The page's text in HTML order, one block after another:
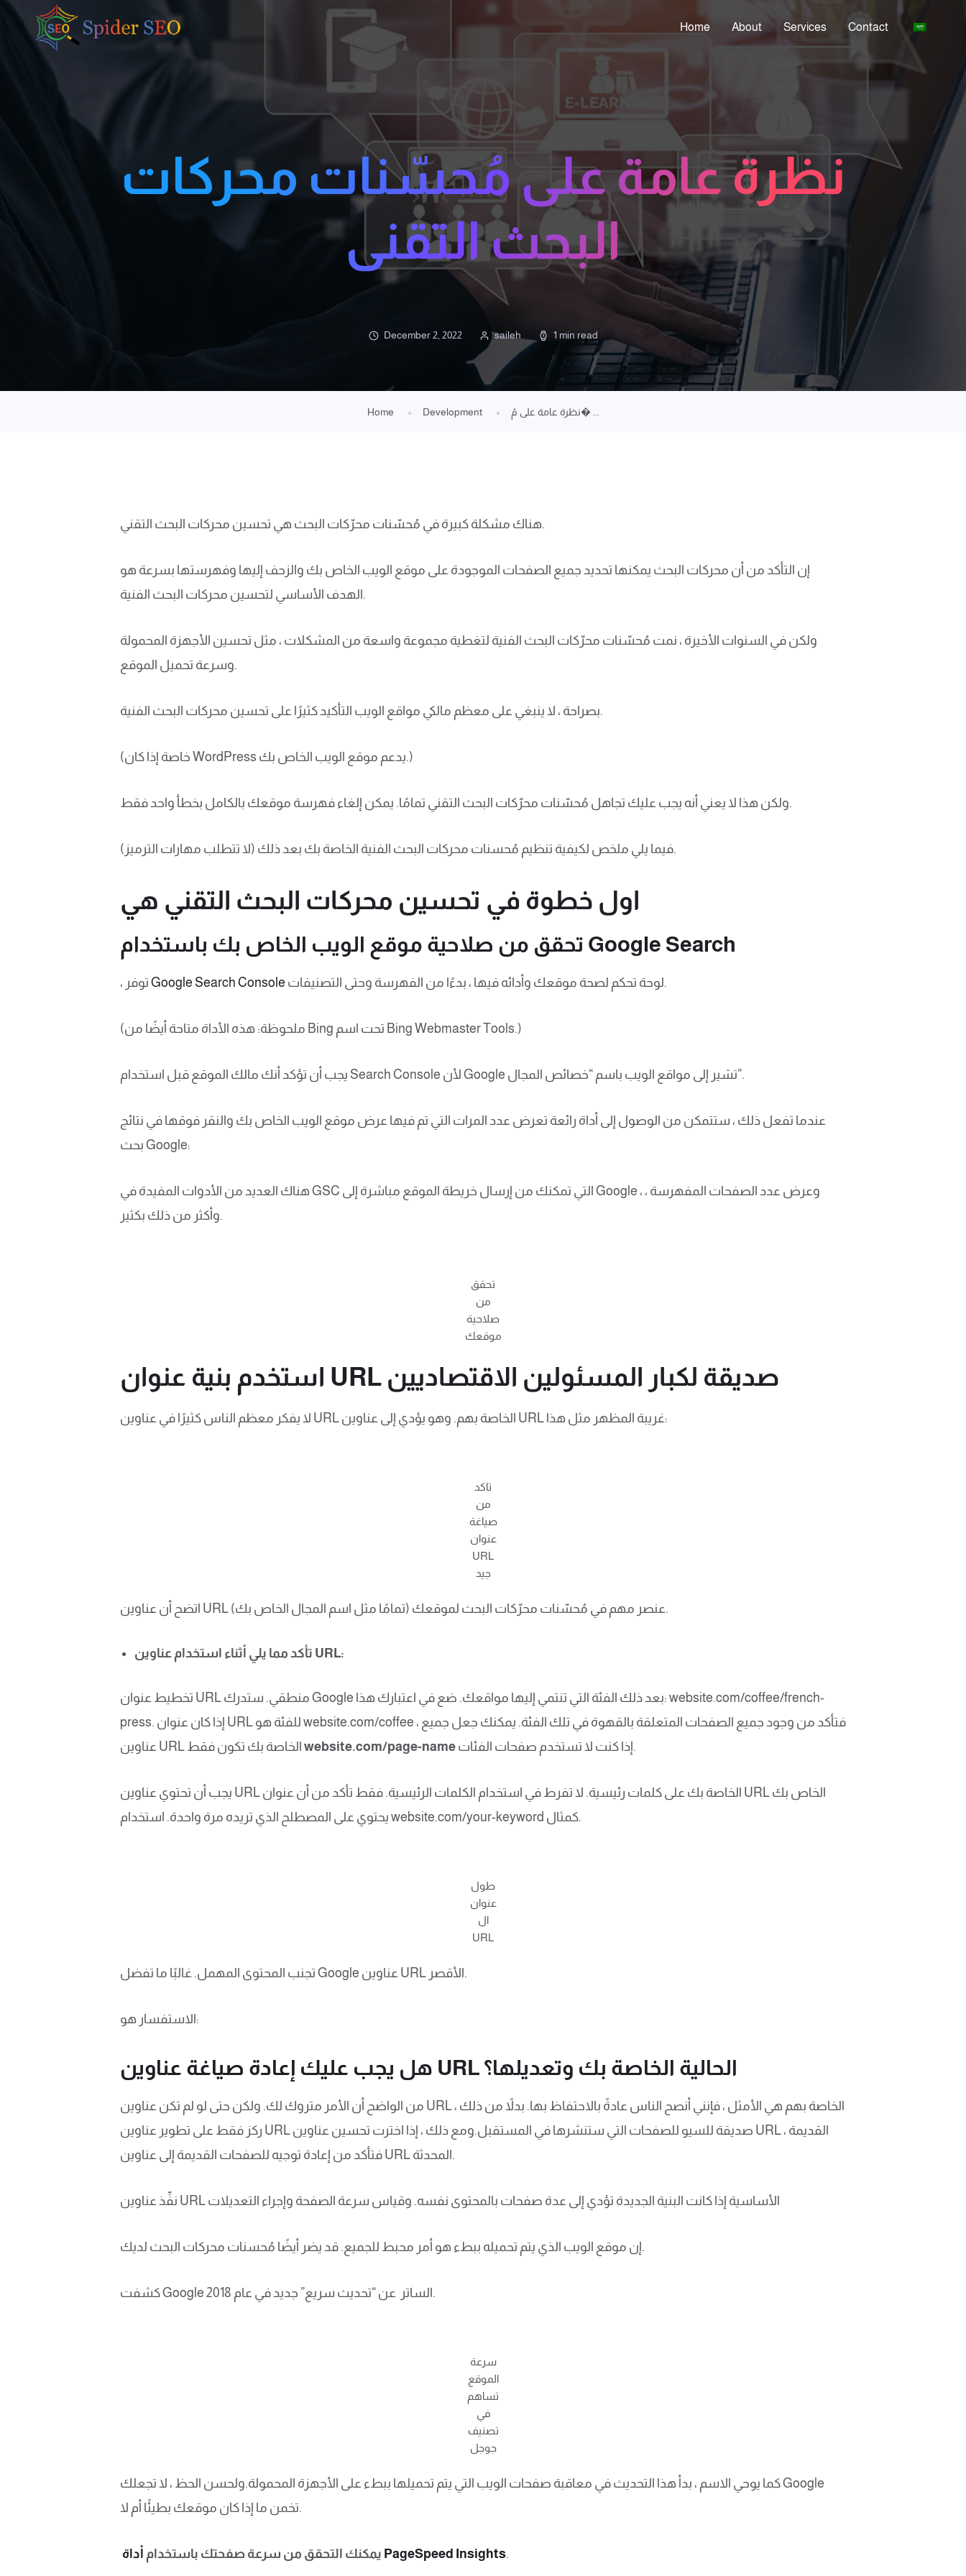
Home About Services Contact
نظرة عامة على مُحسّنات محركات
البحث التقني
December 2, 2022 saileh 1 min read
Home Development نظرة عامة على مُ� ...
هناك مشكلة كبيرة في مُحسّنات محرّكات البحث هي تحسين محركات البحث التقني.
إن التأكد من أن محركات البحث يمكنها تحديد جميع الصفحات الموجودة على موقع الويب الخاص بك والزحف إليها وفهرستها بسرعة هو
الهدف الأساسي لتحسين محركات البحث الفنية.
ولكن في السنوات الأخيرة ، نمت مُحسّنات محرّكات البحث الفنية لتغطية مجموعة واسعة من المشكلات ، مثل تحسين الأجهزة المحمولة
وسرعة تحميل الموقع.
بصراحة ، لا ينبغي على معظم مالكي مواقع الويب التأكيد كثيرًا على تحسين محركات البحث الفنية.
(خاصة إذا كان WordPress يدعم موقع الويب الخاص بك.)
ولكن هذا لا يعني أنه يجب عليك تجاهل مُحسّنات محرّكات البحث التقني تمامًا. يمكن إلغاء فهرسة موقعك بالكامل بخطأ واحد فقط.
فيما يلي ملخص لكيفية تنظيم مُحسنات محركات البحث الفنية الخاصة بك بعد ذلك (لا تتطلب مهارات الترميز).
تحقق من صلاحية موقع الويب الخاص بك باستخدام Google Search
Google Search Console لوحة تحكم لصحة موقعك وأدائه فيها ، بدءًا من الفهرسة وحتى التصنيفات.
(ملحوظة: هذه الأداة متاحة أيضًا من Bing تحت اسم Bing Webmaster Tools.)
يجب أن تؤكد أنك مالك الموقع قبل استخدام Search Console لأن Google تشير إلى مواقع الويب باسم “خصائص المجال”.
عندما تفعل ذلك ، ستتمكن من الوصول إلى أداة رائعة تعرض عدد المرات التي تم فيها عرض موقع الويب الخاص بك والنقر فوقها في نتائج
بحث Google:
هناك العديد من الأدوات المفيدة في GSC التي تمكنك من إرسال خريطة الموقع مباشرة إلى Google ، وعرض عدد الصفحات المفهرسة ،
وأكثر من ذلك بكثير.
تحقق
من
صلاحية
موقعك
استخدم بنية عنوان URL صديقة لكبار المسئولين الاقتصاديين
لا يفكر معظم الناس كثيرًا في عناوين URL الخاصة بهم. وهو يؤدي إلى عناوين URL غريبة المظهر مثل هذا:
تاكد
من
صياغة
عنوان
URL
جيد
اتضح أن عناوين URL عنصر مهم في مُحسّنات محرّكات البحث لموقعك (تمامًا مثل اسم المجال الخاص بك).
تأكد مما يلي أثناء استخدام عناوين URL:
تخطيط عنوان URL منطقي. ستدرك Google بعد ذلك الفئة التي تنتمي إليها مواقعك. ضع في اعتبارك هذا: website.com/coffee/french-
press. إذا كان عنوان URL للفئة هو website.com/coffee ، فتأكد من وجود جميع الصفحات المتعلقة بالقهوة في تلك الفئة. يمكنك جعل جميع
website.com/page-name إذا كنت لا تستخدم صفحات الفئات.
يجب أن تحتوي عناوين URL الخاصة بك على كلمات رئيسية. لا تفرط في استخدام الكلمات الرئيسية. فقط تأكد من أن عنوان URL الخاص بك
يحتوي على المصطلح الذي تريده مرة واحدة. استخدام website.com/your-keyword كمثال.
طول
عنوان
ال
URL
تجنب المحتوى المهمل. غالبًا ما تفضل Google عناوين URL الأقصر.
الاستفسار هو:
هل يجب عليك إعادة صياغة عناوين URL الحالية الخاصة بك وتعديلها؟
من الواضح أن الأمر متروك لك. ولكن حتى لو لم تكن عناوين URL الخاصة بهم هي الأمثل ، فإنني أنصح الناس عادةً بالاحتفاظ بها. بدلاً من ذلك ،
ركز فقط على تطوير عناوين URL صديقة للسيو للصفحات التي ستنشرها في المستقبل.ومع ذلك ، إذا اخترت تحسين عناوين URL القديمة ،
فتأكد من إعادة توجيه للصفحات القديمة إلى عناوين URL المحدثة.
نفِّذ عناوين URL الأساسية إذا كانت البنية الجديدة تؤدي إلى عدة صفحات بالمحتوى نفسه. وقياس سرعة الصفحة وإجراء التعديلات
إن موقع الويب الذي يتم تحميله ببطء هو أمر محبط للجميع. قد يضر أيضًا مُحسنات محركات البحث لديك.
كشفت Google الساتر عن “تحديث سريع” جديد في عام 2018.
سرعة
الموقع
تساهم
في
تصنيف
جوجل
كما يوحي الاسم ، بدأ هذا التحديث في معاقبة صفحات الويب التي يتم تحميلها ببطء على الأجهزة المحمولة.ولحسن الحظ ، لا تجعلك Google
تخمن ما إذا كان موقعك بطيئًا أم لا.
يمكنك التحقق من سرعة صفحتك باستخدام أداة PageSpeed ​​Insights.